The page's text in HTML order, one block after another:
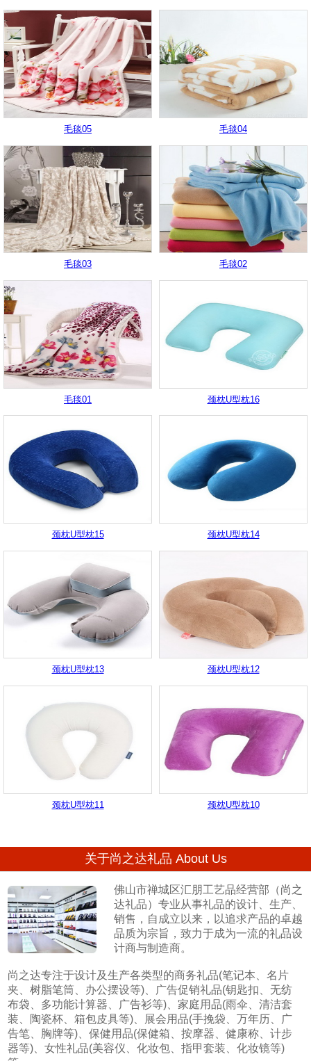
毛毯05 毛毯04
毛毯03 毛毯02
毛毯01 颈枕U型枕16
颈枕U型枕15 颈枕U型枕14
颈枕U型枕13 颈枕U型枕12
颈枕U型枕11 颈枕U型枕10
关于尚之达礼品 About Us
佛山市禅城区汇朋工艺品经营部（尚之
达礼品）专业从事礼品的设计、生产、
销售，自成立以来，以追求产品的卓越
品质为宗旨，致力于成为一流的礼品设
计商与制造商。
尚之达专注于设计及生产各类型的商务礼品(笔记本、名片
夹、树脂笔筒、办公摆设等)、广告促销礼品(钥匙扣、无纺
布袋、多功能计算器、广告衫等)、家庭用品(雨伞、清洁套
装、陶瓷杯、箱包皮具等)、展会用品(手挽袋、万年历、广
告笔、胸牌等)、保健用品(保健箱、按摩器、健康称、计步
器等)、女性礼品(美容仪、化妆包、指甲套装、化妆镜等)